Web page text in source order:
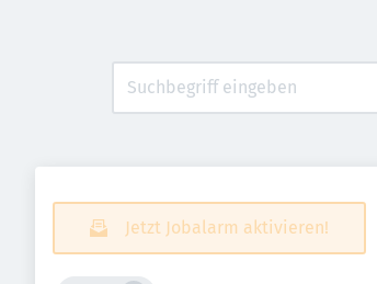
Jetzt Jobalarm aktivieren!